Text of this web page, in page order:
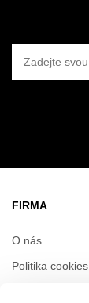
FIRMA
O nás
Politika cookies